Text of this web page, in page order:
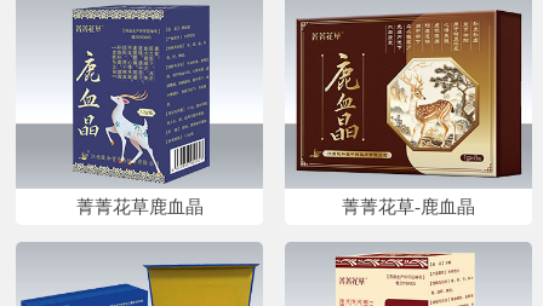
菁菁花草鹿血晶 菁菁花草-鹿血晶